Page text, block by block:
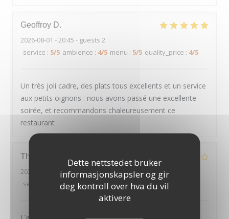
Dette nettstedet bruker
informasjonskapsler og gir
deg kontroll over hva du vil
aktivere
Geoffroy D
2026-08-01 - 20:45 - guests 2
service : 5/5 ambience : 4/5 menu : 5/5 quality_price : 4/5
Un très joli cadre, des plats tous excellents et un service
aux petits oignons : nous avons passé une excellente
soirée, et recommandons chaleureusement ce
restaurant
Thierry
2026-07-30
- 20:00 - guests 2
service
ambience:4/5 menu: 2/5 quality_price